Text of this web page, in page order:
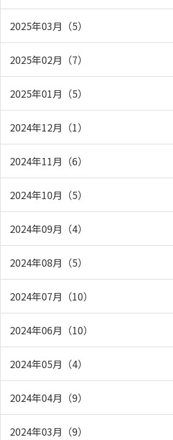
2025年03月（5）
2025年02月（7）
2025年01月（5）
2024年12月（1）
2024年11月（6）
2024年10月（5）
2024年09月（4）
2024年08月（5）
2024年07月（10）
2024年06月（10）
2024年05月（4）
2024年04月（9）
2024年03月（9）